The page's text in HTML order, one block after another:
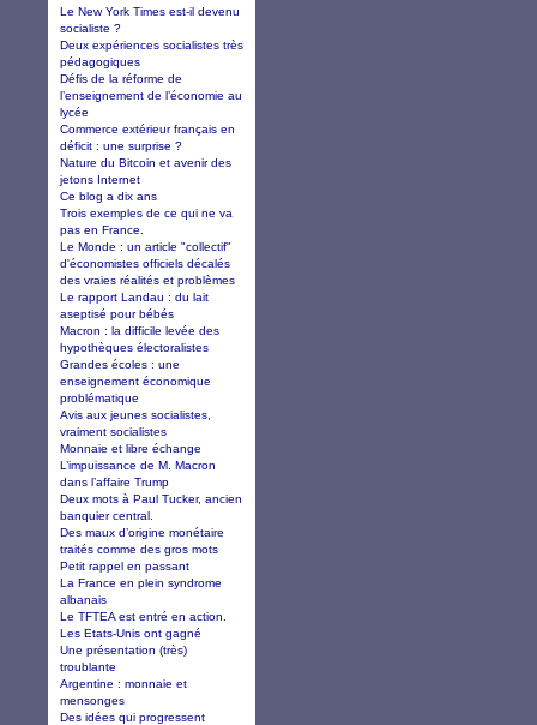
Le New York Times est-il devenu
socialiste ?
Deux expériences socialistes très
pédagogiques
Défis de la réforme de
l’enseignement de l’économie au
lycée
Commerce extérieur français en
déficit : une surprise ?
Nature du Bitcoin et avenir des
jetons Internet
Ce blog a dix ans
Trois exemples de ce qui ne va
pas en France.
Le Monde : un article "collectif"
d'économistes officiels décalés
des vraies réalités et problèmes
Le rapport Landau : du lait
aseptisé pour bébés
Macron : la difficile levée des
hypothèques électoralistes
Grandes écoles : une
enseignement économique
problématique
Avis aux jeunes socialistes,
vraiment socialistes
Monnaie et libre échange
L’impuissance de M. Macron
dans l’affaire Trump
Deux mots à Paul Tucker, ancien
banquier central.
Des maux d’origine monétaire
traités comme des gros mots
Petit rappel en passant
La France en plein syndrome
albanais
Le TFTEA est entré en action.
Les Etats-Unis ont gagné
Une présentation (très)
troublante
Argentine : monnaie et
mensonges
Des idées qui progressent